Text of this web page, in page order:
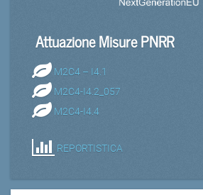
Attuazione Misure PNRR
M2C4 – I4.1
M2C4-I4.2_057
M2C4-I4.4
REPORTISTICA